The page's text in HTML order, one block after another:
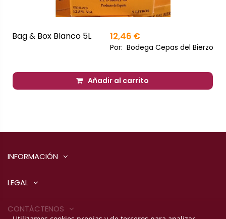
Bag & Box Blanco 5L 12,46 €
Por: Bodega Cepas del Bierzo
Añadir al carrito
INFORMACIÓN
LEGAL
CONTÁCTENOS